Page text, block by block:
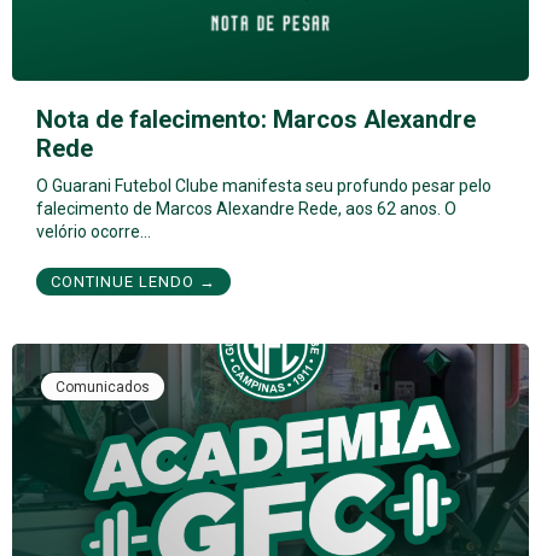
Nota de falecimento: Marcos Alexandre
Rede
O Guarani Futebol Clube manifesta seu profundo pesar pelo
falecimento de Marcos Alexandre Rede, aos 62 anos. O
velório ocorre…
CONTINUE LENDO →
Comunicados